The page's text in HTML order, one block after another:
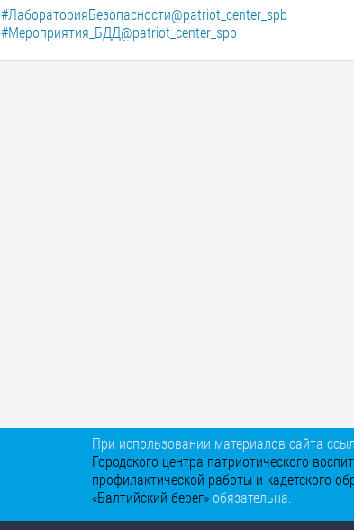
#ЛабораторияБезопасности@patriot_center_spb
#Мероприятия_БДД@patriot_center_spb
При использовании материалов сайта
Городского центра патриотического
профилактической работы и кадетского
«Балтийский берег» обязательна.